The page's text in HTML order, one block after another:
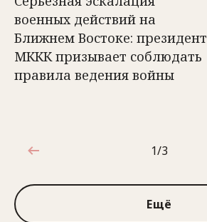
военных действий на
Ближнем Востоке: президент
МККК призывает соблюдать
правила ведения войны
1 из 3
1/3
Ещё